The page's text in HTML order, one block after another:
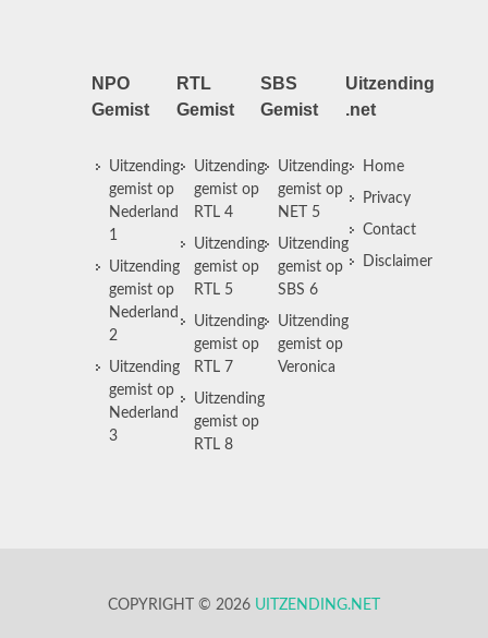
NPO
Gemist
Uitzending
gemist op
Nederland
1
Uitzending
gemist op
Nederland
2
Uitzending
gemist op
Nederland
3
RTL
Gemist
Uitzending
gemist op
RTL 4
Uitzending
gemist op
RTL 5
Uitzending
gemist op
RTL 7
Uitzending
gemist op
RTL 8
SBS
Gemist
Uitzending
gemist op
NET 5
Uitzending
gemist op
SBS 6
Uitzending
gemist op
Veronica
Uitzending
.net
Home
Privacy
Contact
Disclaimer
COPYRIGHT © 2026 UITZENDING.NET